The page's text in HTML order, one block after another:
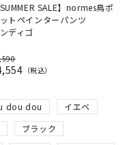
SUMMER SALE】normes鳥ポ
トペインターパンツ
ディゴ
税込
dou dou
イエベ
ブラック